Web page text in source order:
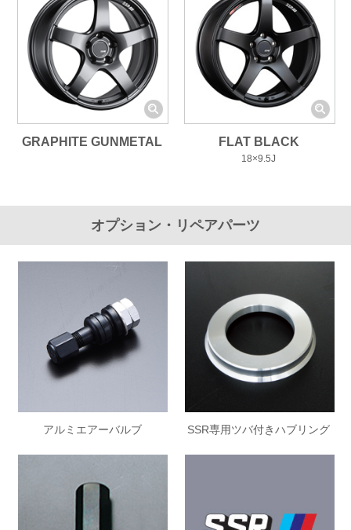
GRAPHITE GUNMETAL FLAT BLACK
18×9.5J
オプション・リペアパーツ
アルミエアーバルブ SSR専用ツバ付きハブリング